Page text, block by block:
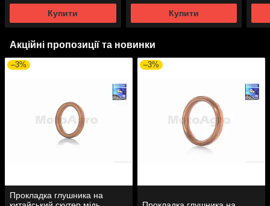
Купити Купити
Акційні пропозиції та новинки
–3%
Прокладка глушника на
–3%